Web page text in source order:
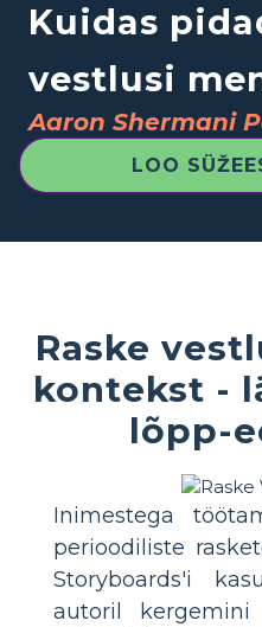
Kuidas
vestlusi
Aaron Shermani
LOO
Raske
kontekst -
lõpp-
Inimestega
perioodiliste
Storyboards'i
autoril kergemini